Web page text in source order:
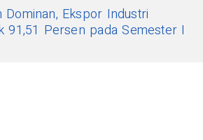
Dominan, Ekspor Industri
91,51 Persen pada Semester I